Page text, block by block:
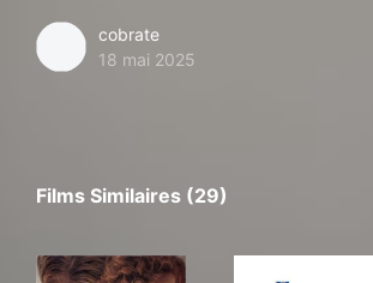
cobrate
18 mai 2025
Films Similaires (29)